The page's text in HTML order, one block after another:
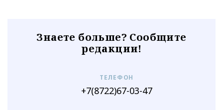
Знаете больше? Сообщите
редакции!
ТЕЛЕФОН
+7(8722)67-03-47